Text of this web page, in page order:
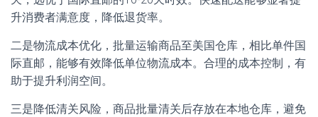
升消费者满意度，降低退货率。
二是物流成本优化，批量运输商品至美国仓库，相比单件国
际直邮，能够有效降低单位物流成本。合理的成本控制，有
助于提升利润空间。
三是降低清关风险，商品批量清关后存放在本地仓库，避免